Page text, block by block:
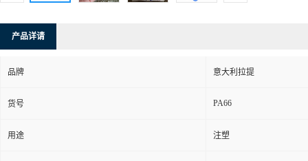
产品详请
品牌 意大利拉提
货号 PA66
用途 注塑